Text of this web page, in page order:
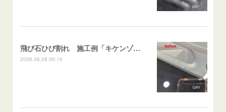
飛び石ひび割れ 施工例「キケンゾーン範囲・ストレートブレイク」フェアレディＺ
2026.08.08 06:16